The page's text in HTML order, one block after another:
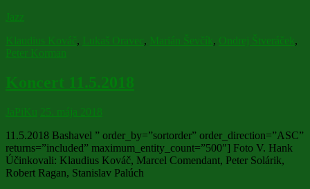
Jazz
Klaudius Kováč, Lukaš Oravec, Marián Ševčík, Ondrej Štveráček,
Peter Korman
Koncert 11.5.2018
JaPiKu 25. mája 2018
11.5.2018 Bashavel ” order_by=”sortorder” order_direction=”ASC”
returns=”included” maximum_entity_count=”500″] Foto V. Hank
Účinkovali: Klaudius Kováč, Marcel Comendant, Peter Solárik,
Robert Ragan, Stanislav Palúch